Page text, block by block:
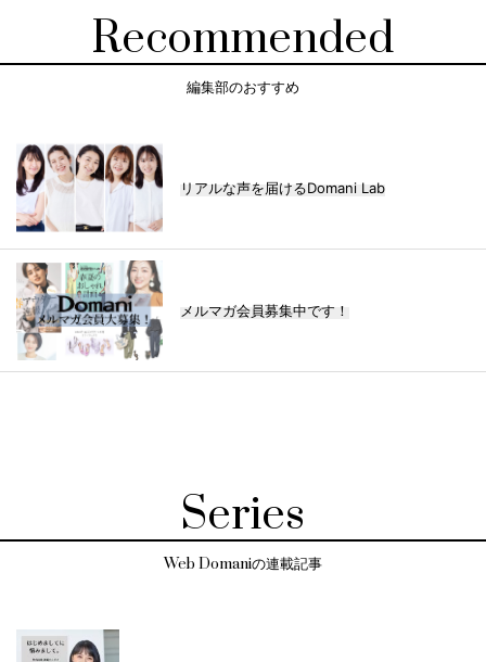
Recommended
編集部のおすすめ
リアルな声を届けるDomani Lab
メルマガ会員募集中です！
Series
Web Domaniの連載記事